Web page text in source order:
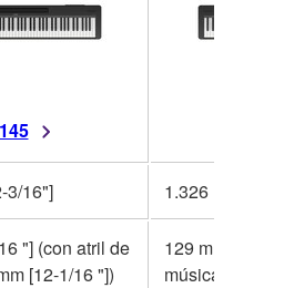
3/16"] 1.326 mm [52-
"] (con atril de
[12-1/16 "])
129 mm [5-1/16
música: 307